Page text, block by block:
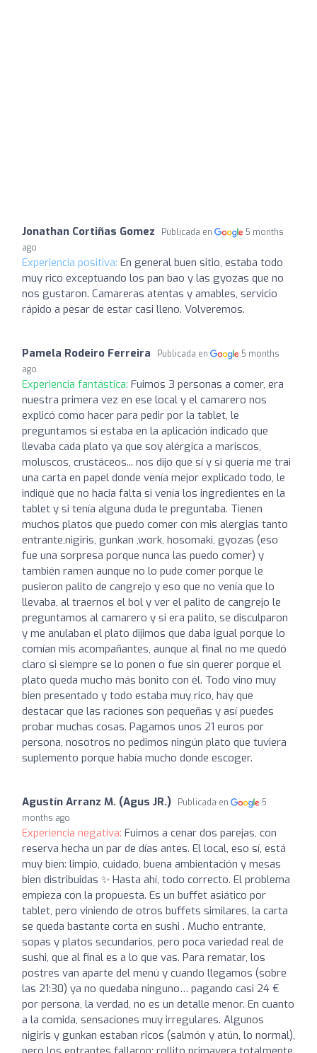
Jonathan Cortiñas Gomez Publicada en
5 months
ago
Experiencia positiva: En general buen sitio, estaba todo
muy rico exceptuando los pan bao y las gyozas que no
nos gustaron. Camareras atentas y amables, servicio
rápido a pesar de estar casi lleno. Volveremos.
Pamela Rodeiro Ferreira Publicada en
5 months
ago
Experiencia fantástica: Fuimos 3 personas a comer, era
nuestra primera vez en ese local y el camarero nos
explicó como hacer para pedir por la tablet, le
preguntamos si estaba en la aplicación indicado que
llevaba cada plato ya que soy alérgica a mariscos,
moluscos, crustáceos... nos dijo que sí y si quería me trai
una carta en papel donde venía mejor explicado todo, le
indiqué que no hacia falta si venía los ingredientes en la
tablet y si tenía alguna duda le preguntaba. Tienen
muchos platos que puedo comer con mis alergias tanto
entrante,nigiris, gunkan ,work, hosomaki, gyozas (eso
fue una sorpresa porque nunca las puedo comer) y
también ramen aunque no lo pude comer porque le
pusieron palito de cangrejo y eso que no venía que lo
llevaba, al traernos el bol y ver el palito de cangrejo le
preguntamos al camarero y si era palito, se disculparon
y me anulaban el plato dijimos que daba igual porque lo
comían mis acompañantes, aunque al final no me quedó
claro si siempre se lo ponen o fue sin querer porque el
plato queda mucho más bonito con él. Todo vino muy
bien presentado y todo estaba muy rico, hay que
destacar que las raciones son pequeñas y así puedes
probar muchas cosas. Pagamos unos 21 euros por
persona, nosotros no pedimos ningún plato que tuviera
suplemento porque había mucho donde escoger.
Agustín Arranz M. (Agus JR.) Publicada en
5
months ago
Experiencia negativa: Fuimos a cenar dos parejas, con
reserva hecha un par de días antes. El local, eso sí, está
muy bien: limpio, cuidado, buena ambientación y mesas
bien distribuidas ️✨ Hasta ahí, todo correcto. El problema
empieza con la propuesta. Es un buffet asiático por
tablet, pero viniendo de otros buffets similares, la carta
se queda bastante corta en sushi . Mucho entrante,
sopas y platos secundarios, pero poca variedad real de
sushi, que al final es a lo que vas. Para rematar, los
postres van aparte del menú y cuando llegamos (sobre
las 21:30) ya no quedaba ninguno… pagando casi 24 €
por persona, la verdad, no es un detalle menor. En cuanto
a la comida, sensaciones muy irregulares. Algunos
nigiris y gunkan estaban ricos (salmón y atún, lo normal),